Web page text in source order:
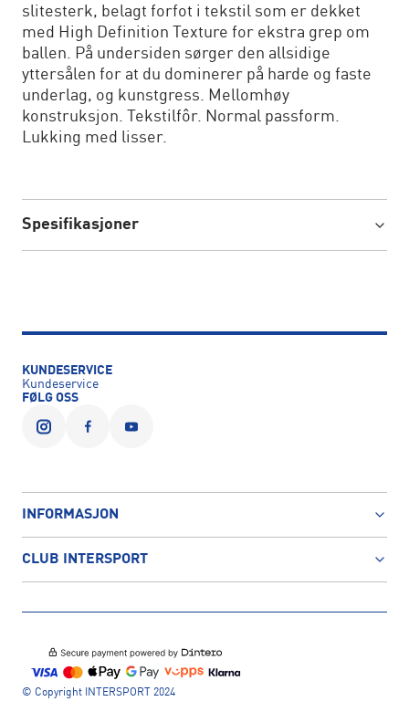
slitesterk, belagt forfot i tekstil som er dekket
med High Definition Texture for ekstra grep om
ballen. På undersiden sørger den allsidige
yttersålen for at du dominerer på harde og faste
underlag, og kunstgress. Mellomhøy
konstruksjon. Tekstilfôr. Normal passform.
Lukking med lisser.
Spesifikasjoner
KUNDESERVICE
Kundeservice
FØLG OSS
INFORMASJON
CLUB INTERSPORT
© Copyright INTERSPORT 2024